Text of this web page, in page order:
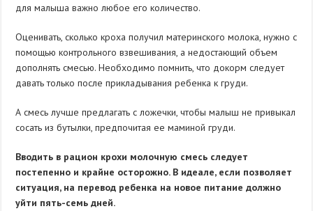
для малыша важно любое его количество.
Оценивать, сколько кроха получил материнского молока, нужно с
помощью контрольного взвешивания, а недостающий объем
дополнять смесью. Необходимо помнить, что докорм следует
давать только после прикладывания ребенка к груди.
А смесь лучше предлагать с ложечки, чтобы малыш не привыкал
сосать из бутылки, предпочитая ее маминой груди.
Вводить в рацион крохи молочную смесь следует
постепенно и крайне осторожно. В идеале, если позволяет
ситуация, на перевод ребенка на новое питание должно
уйти пять-семь дней.